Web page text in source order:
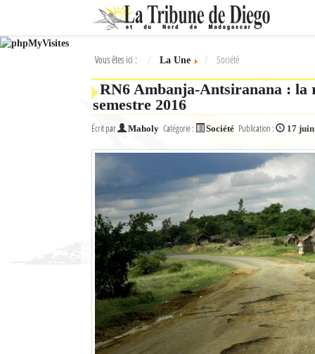
Ok
L'actualité à Diego Suarez
Vous êtes ici : La Une Société
RN6 Ambanja-Antsiranana : la
semestre 2016
Écrit par Maholy Catégorie : Société Publication : 17